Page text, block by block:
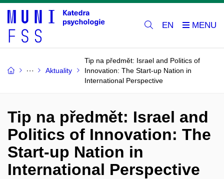
EN
Aktuality
Tip na předmět: Israel and Politics of
Innovation: The Start-up Nation in
International Perspective
Tip na předmět: Israel and
Politics of Innovation: The
Start-up Nation in
International Perspective